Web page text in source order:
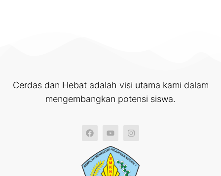
Cerdas dan Hebat adalah visi utama kami dalam
mengembangkan potensi siswa.